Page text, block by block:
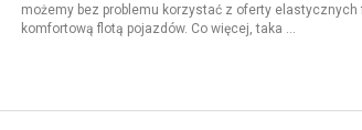
możemy bez problemu korzystać z oferty
komfortową flotą pojazdów. Co więcej, taka ...